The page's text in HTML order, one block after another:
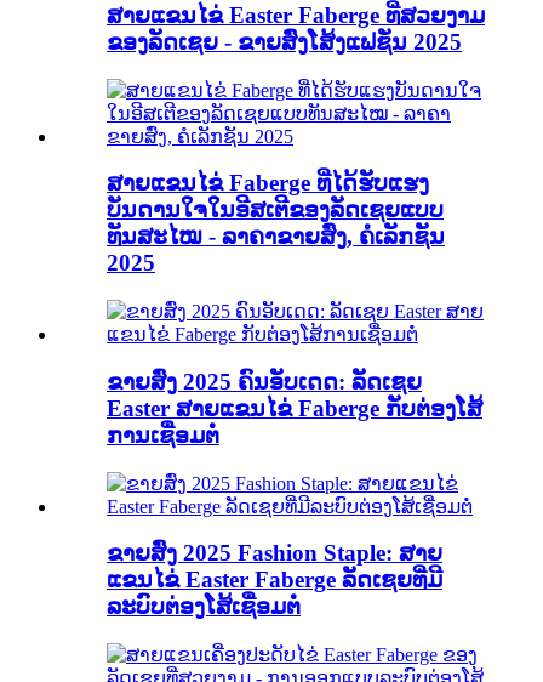
ສາຍແຂນໄຂ່ Easter Faberge ທີ່ສວຍງາມ
ຂອງລັດເຊຍ - ຂາຍສົ່ງໂສ້ງແຟຊັ່ນ 2025
ສາຍແຂນໄຂ່ Faberge ທີ່ໄດ້ຮັບແຮງ
ບັນດານໃຈໃນອີສເຕີຂອງລັດເຊຍແບບ
ທັນສະໄໝ - ລາຄາຂາຍສົ່ງ, ຄໍເລັກຊັນ
2025
ຂາຍສົ່ງ 2025 ຄົນອັບເດດ: ລັດເຊຍ
Easter ສາຍແຂນໄຂ່ Faberge ກັບຕ່ອງໂສ້
ການເຊື່ອມຕໍ່
ຂາຍສົ່ງ 2025 Fashion Staple: ສາຍ
ແຂນໄຂ່ Easter Faberge ລັດເຊຍທີ່ມີ
ລະບົບຕ່ອງໂສ້ເຊື່ອມຕໍ່